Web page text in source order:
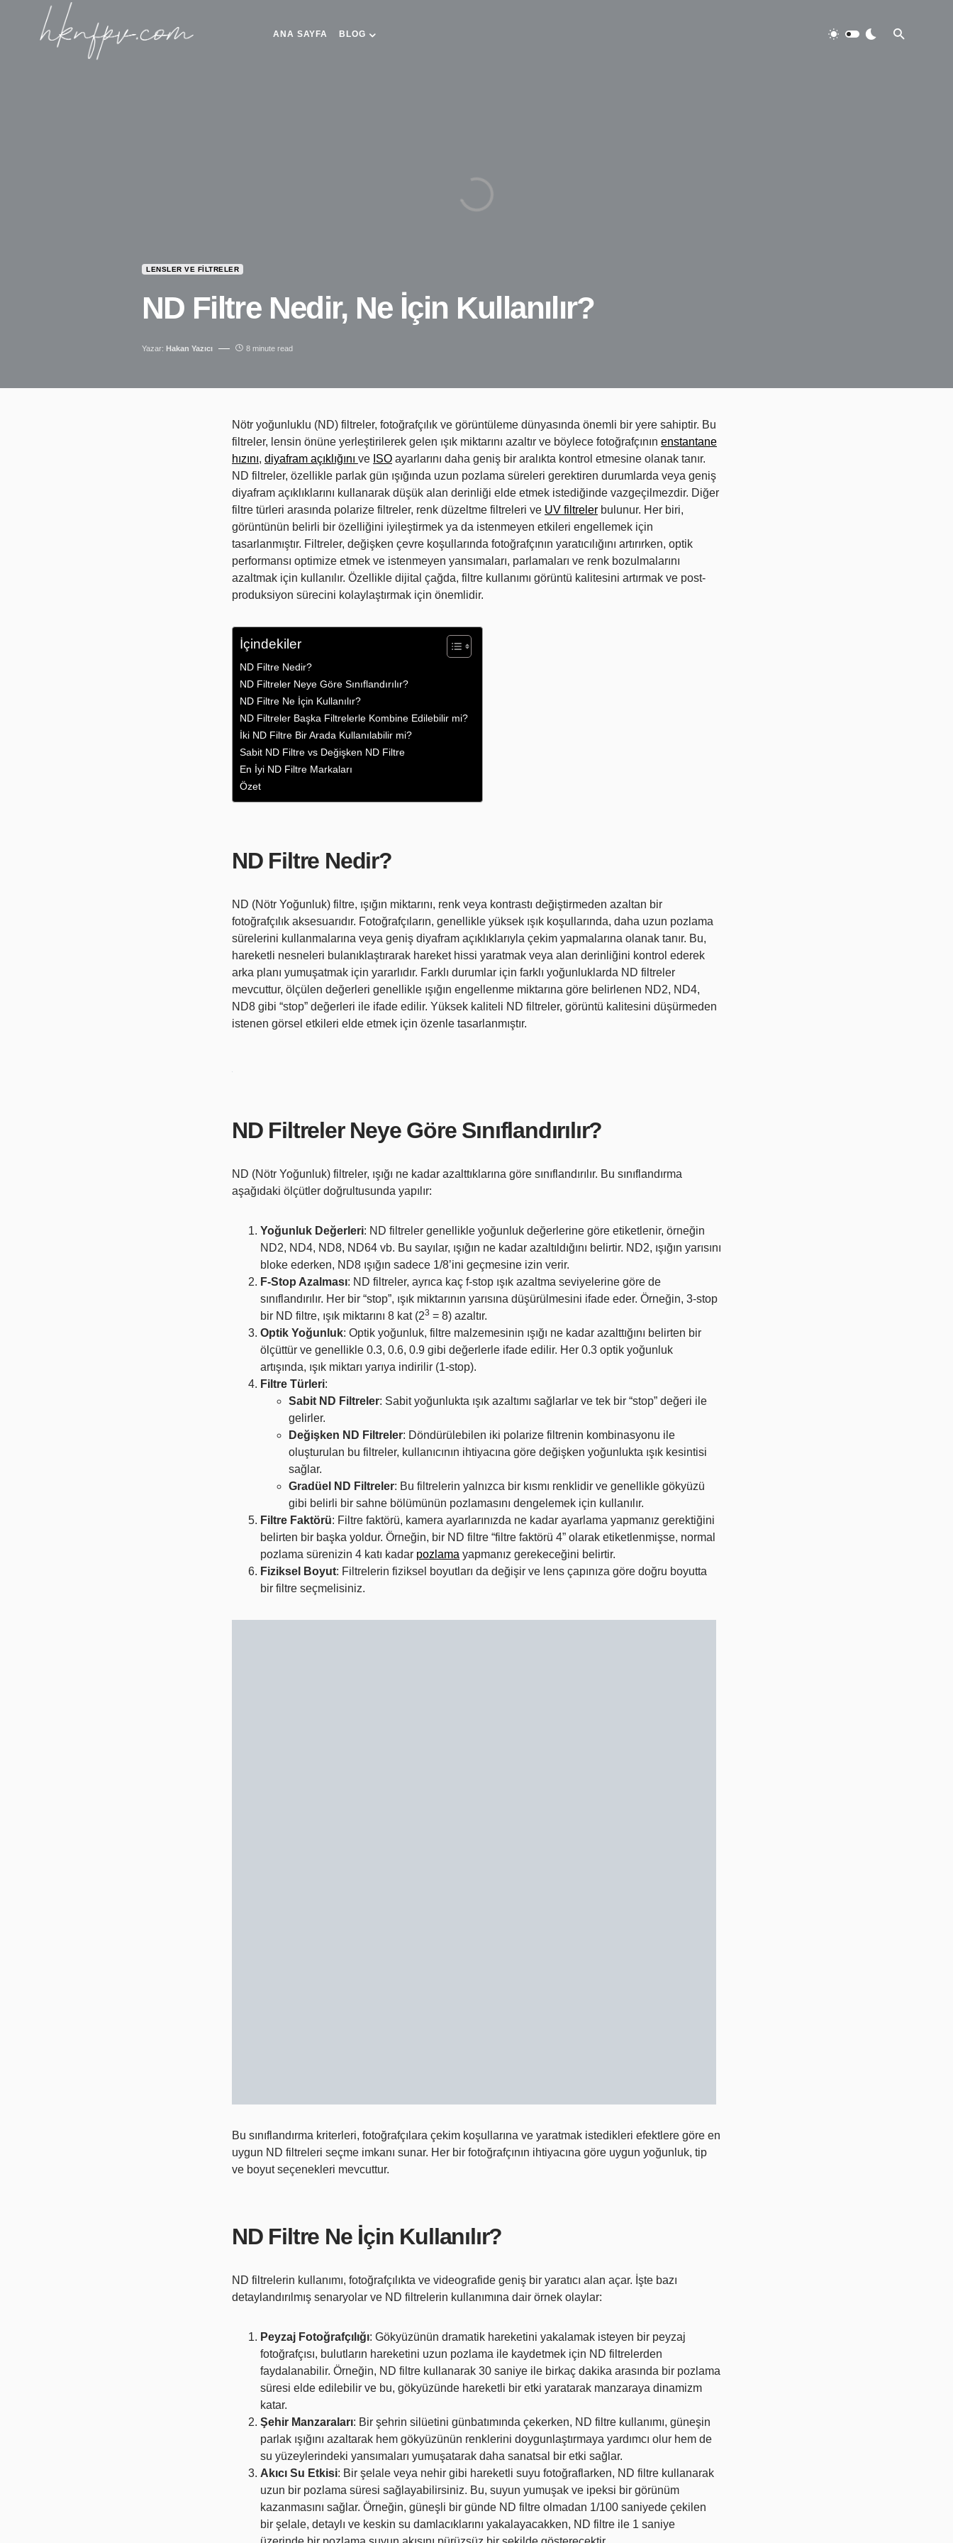
ANA SAYFA BLOG
LENSLER VE FILTRELER
ND Filtre Nedir, Ne İçin Kullanılır?
Yazar: Hakan Yazıcı 8 minute read
Nötr yoğunluklu (ND) filtreler, fotoğrafçılık ve görüntüleme dünyasında önemli bir yere sahiptir. Bu
filtreler, lensin önüne yerleştirilerek gelen ışık miktarını azaltır ve böylece fotoğrafçının enstantane
hızını, diyafram açıklığını ve ISO ayarlarını daha geniş bir aralıkta kontrol etmesine olanak tanır.
ND filtreler, özellikle parlak gün ışığında uzun pozlama süreleri gerektiren durumlarda veya geniş
diyafram açıklıklarını kullanarak düşük alan derinliği elde etmek istediğinde vazgeçilmezdir. Diğer
filtre türleri arasında polarize filtreler, renk düzeltme filtreleri ve UV filtreler bulunur. Her biri,
görüntünün belirli bir özelliğini iyileştirmek ya da istenmeyen etkileri engellemek için
tasarlanmıştır. Filtreler, değişken çevre koşullarında fotoğrafçının yaratıcılığını artırırken, optik
performansı optimize etmek ve istenmeyen yansımaları, parlamaları ve renk bozulmalarını
azaltmak için kullanılır. Özellikle dijital çağda, filtre kullanımı görüntü kalitesini artırmak ve post-
produksiyon sürecini kolaylaştırmak için önemlidir.
İçindekiler
ND Filtre Nedir?
ND Filtreler Neye Göre Sınıflandırılır?
ND Filtre Ne İçin Kullanılır?
ND Filtreler Başka Filtrelerle Kombine Edilebilir mi?
İki ND Filtre Bir Arada Kullanılabilir mi?
Sabit ND Filtre vs Değişken ND Filtre
En İyi ND Filtre Markaları
Özet
ND Filtre Nedir?
ND (Nötr Yoğunluk) filtre, ışığın miktarını, renk veya kontrastı değiştirmeden azaltan bir
fotoğrafçılık aksesuarıdır. Fotoğrafçıların, genellikle yüksek ışık koşullarında, daha uzun pozlama
sürelerini kullanmalarına veya geniş diyafram açıklıklarıyla çekim yapmalarına olanak tanır. Bu,
hareketli nesneleri bulanıklaştırarak hareket hissi yaratmak veya alan derinliğini kontrol ederek
arka planı yumuşatmak için yararlıdır. Farklı durumlar için farklı yoğunluklarda ND filtreler
mevcuttur, ölçülen değerleri genellikle ışığın engellenme miktarına göre belirlenen ND2, ND4,
ND8 gibi “stop” değerleri ile ifade edilir. Yüksek kaliteli ND filtreler, görüntü kalitesini düşürmeden
istenen görsel etkileri elde etmek için özenle tasarlanmıştır.
ND Filtreler Neye Göre Sınıflandırılır?
ND (Nötr Yoğunluk) filtreler, ışığı ne kadar azalttıklarına göre sınıflandırılır. Bu sınıflandırma
aşağıdaki ölçütler doğrultusunda yapılır:
Yoğunluk Değerleri: ND filtreler genellikle yoğunluk değerlerine göre etiketlenir, örneğin
ND2, ND4, ND8, ND64 vb. Bu sayılar, ışığın ne kadar azaltıldığını belirtir. ND2, ışığın yarısını
bloke ederken, ND8 ışığın sadece 1/8’ini geçmesine izin verir.
F-Stop Azalması: ND filtreler, ayrıca kaç f-stop ışık azaltma seviyelerine göre de
sınıflandırılır. Her bir “stop”, ışık miktarının yarısına düşürülmesini ifade eder. Örneğin, 3-stop
bir ND filtre, ışık miktarını 8 kat (23 = 8) azaltır.
Optik Yoğunluk: Optik yoğunluk, filtre malzemesinin ışığı ne kadar azalttığını belirten bir
ölçüttür ve genellikle 0.3, 0.6, 0.9 gibi değerlerle ifade edilir. Her 0.3 optik yoğunluk
artışında, ışık miktarı yarıya indirilir (1-stop).
Filtre Türleri:
Sabit ND Filtreler: Sabit yoğunlukta ışık azaltımı sağlarlar ve tek bir “stop” değeri ile
gelirler.
Değişken ND Filtreler: Döndürülebilen iki polarize filtrenin kombinasyonu ile
oluşturulan bu filtreler, kullanıcının ihtiyacına göre değişken yoğunlukta ışık kesintisi
sağlar.
Gradüel ND Filtreler: Bu filtrelerin yalnızca bir kısmı renklidir ve genellikle gökyüzü
gibi belirli bir sahne bölümünün pozlamasını dengelemek için kullanılır.
Filtre Faktörü: Filtre faktörü, kamera ayarlarınızda ne kadar ayarlama yapmanız gerektiğini
belirten bir başka yoldur. Örneğin, bir ND filtre “filtre faktörü 4” olarak etiketlenmişse, normal
pozlama sürenizin 4 katı kadar pozlama yapmanız gerekeceğini belirtir.
Fiziksel Boyut: Filtrelerin fiziksel boyutları da değişir ve lens çapınıza göre doğru boyutta
bir filtre seçmelisiniz.
Bu sınıflandırma kriterleri, fotoğrafçılara çekim koşullarına ve yaratmak istedikleri efektlere göre en
uygun ND filtreleri seçme imkanı sunar. Her bir fotoğrafçının ihtiyacına göre uygun yoğunluk, tip
ve boyut seçenekleri mevcuttur.
ND Filtre Ne İçin Kullanılır?
ND filtrelerin kullanımı, fotoğrafçılıkta ve videografide geniş bir yaratıcı alan açar. İşte bazı
detaylandırılmış senaryolar ve ND filtrelerin kullanımına dair örnek olaylar:
Peyzaj Fotoğrafçılığı: Gökyüzünün dramatik hareketini yakalamak isteyen bir peyzaj
fotoğrafçısı, bulutların hareketini uzun pozlama ile kaydetmek için ND filtrelerden
faydalanabilir. Örneğin, ND filtre kullanarak 30 saniye ile birkaç dakika arasında bir pozlama
süresi elde edilebilir ve bu, gökyüzünde hareketli bir etki yaratarak manzaraya dinamizm
katar.
Şehir Manzaraları: Bir şehrin silüetini günbatımında çekerken, ND filtre kullanımı, güneşin
parlak ışığını azaltarak hem gökyüzünün renklerini doygunlaştırmaya yardımcı olur hem de
su yüzeylerindeki yansımaları yumuşatarak daha sanatsal bir etki sağlar.
Akıcı Su Etkisi: Bir şelale veya nehir gibi hareketli suyu fotoğraflarken, ND filtre kullanarak
uzun bir pozlama süresi sağlayabilirsiniz. Bu, suyun yumuşak ve ipeksi bir görünüm
kazanmasını sağlar. Örneğin, güneşli bir günde ND filtre olmadan 1/100 saniyede çekilen
bir şelale, detaylı ve keskin su damlacıklarını yakalayacakken, ND filtre ile 1 saniye